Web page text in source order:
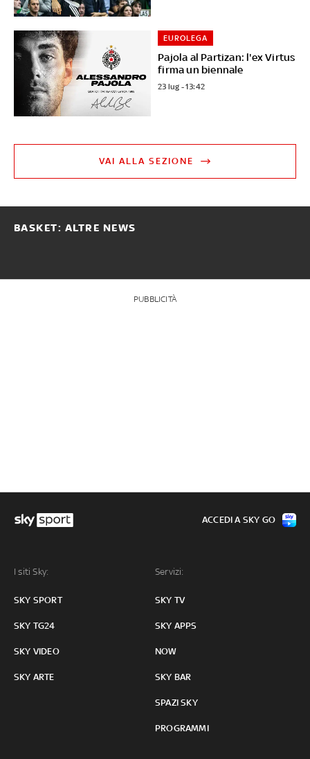
Pajola al Partizan: l'ex Virtus
firma un biennale
EUROLEGA
23 lug - 13:42
VAI ALLA SEZIONE
BASKET: ALTRE NEWS
PUBBLICITÀ
I siti Sky:
SKY SPORT
SKY TG24
SKY VIDEO
SKY ARTE
Servizi:
SKY TV
SKY APPS
NOW
SKY BAR
SPAZI SKY
PROGRAMMI
ACCEDI A SKY GO